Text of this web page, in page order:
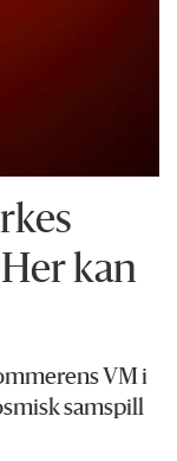
kan
VM i
samspill